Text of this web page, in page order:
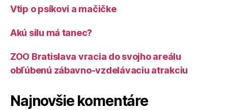
Vtip o psíkovi a mačičke
Akú silu má tanec?
ZOO Bratislava vracia do svojho areálu
obľúbenú zábavno-vzdelávaciu atrakciu
Najnovšie komentáre